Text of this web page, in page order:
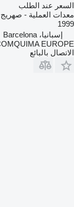
السعر عند الطلب
معدات العملية -
1999
إسبانيا، Barcelona
EUROPE
الاتصال بالبائع